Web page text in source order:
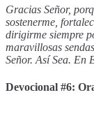
Gracias Señor,
sostenerme,
dirigirme siempre
maravillosas
Señor. Así Sea. En
Devocional #6: